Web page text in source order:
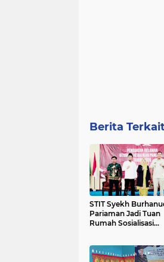
Berita
STIT Syekh
Pariaman Jadi Tuan
Rumah Sosialisasi
dan DPR RI